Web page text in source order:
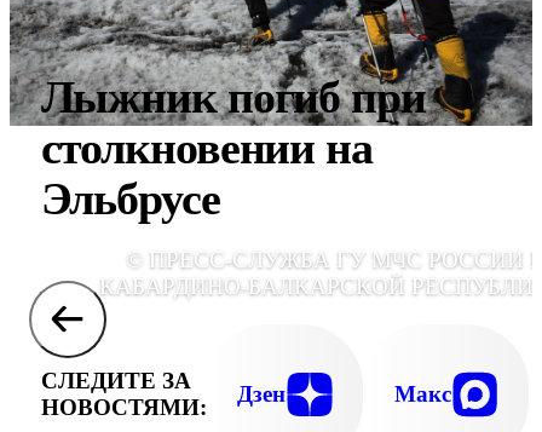
Лыжник погиб при
столкновении на
Эльбрусе
© ПРЕСС-СЛУЖБА ГУ МЧС РОССИИ
КАБАРДИНО-БАЛКАРСКОЙ
СЛЕДИТЕ ЗА
НОВОСТЯМИ:
Дзен Макс